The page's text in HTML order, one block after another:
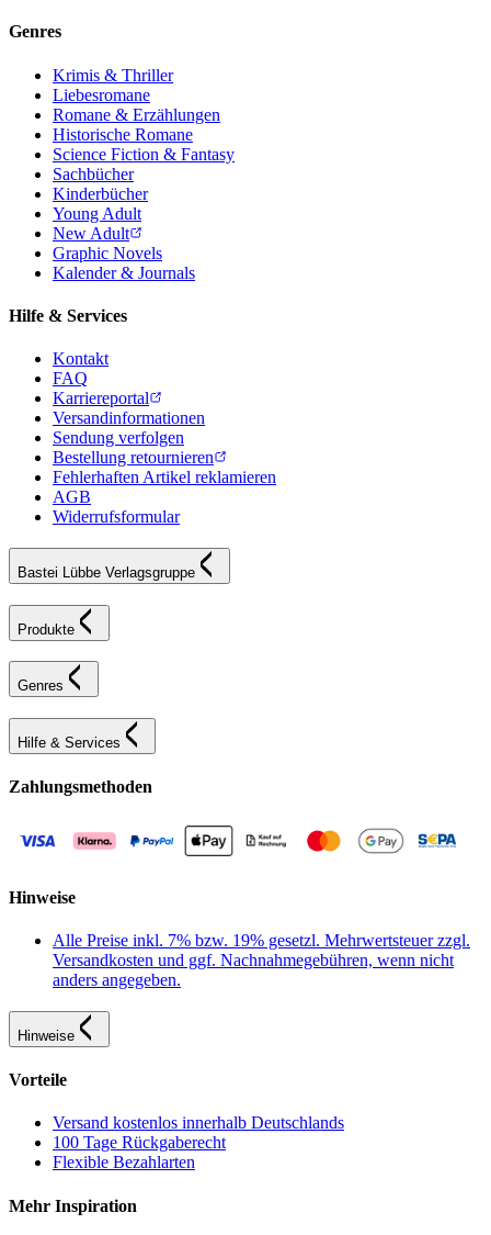
Genres
Krimis & Thriller
Liebesromane
Romane & Erzählungen
Historische Romane
Science Fiction & Fantasy
Sachbücher
Kinderbücher
Young Adult
New Adult
Graphic Novels
Kalender & Journals
Hilfe & Services
Kontakt
FAQ
Karriereportal
Versandinformationen
Sendung verfolgen
Bestellung retournieren
Fehlerhaften Artikel reklamieren
AGB
Widerrufsformular
Bastei Lübbe Verlagsgruppe
Produkte
Genres
Hilfe & Services
Zahlungsmethoden
Hinweise
Alle Preise inkl. 7% bzw. 19% gesetzl. Mehrwertsteuer zzgl.
Versandkosten und ggf. Nachnahmegebühren, wenn nicht
anders angegeben.
Hinweise
Vorteile
Versand kostenlos innerhalb Deutschlands
100 Tage Rückgaberecht
Flexible Bezahlarten
Mehr Inspiration